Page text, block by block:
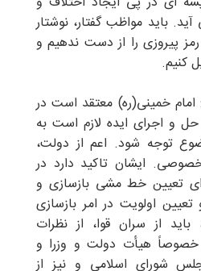
باید مواظب گفتار، نوشتار
پیروزی را از دست ندهیم و
کنیم.
خمینی(ره) معتقد است در
حل و اجرای ایده لازم است به
توجه شود. اعم از دولت،
ایشان تاکید دارد در
تعیین خط مشی‌ بازسازی و
اولویت در امر بازسازی
از سران قوا، از نظرات
خصوصاً هیأت دولت و وزرا و
شورای اسلامی و نیز از